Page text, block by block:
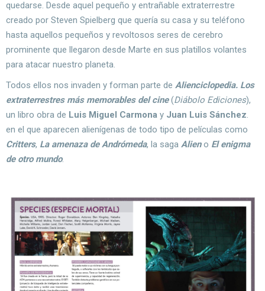
quedarse. Desde aquel pequeño y entrañable extraterrestre
creado por Steven Spielberg que quería su casa y su teléfono
hasta aquellos pequeños y revoltosos seres de cerebro
prominente que llegaron desde Marte en sus platillos volantes
para atacar nuestro planeta.
Todos ellos nos invaden y forman parte de Alienciclopedia. Los
extraterrestres más memorables del cine(Diábolo Ediciones),
un libro obra de Luis Miguel Carmona y Juan Luis Sánchez.
en el que aparecen alienígenas de todo tipo de películas como
Critters, La amenaza de Andrómeda, la saga Alieno El enigma
de otro mundo.